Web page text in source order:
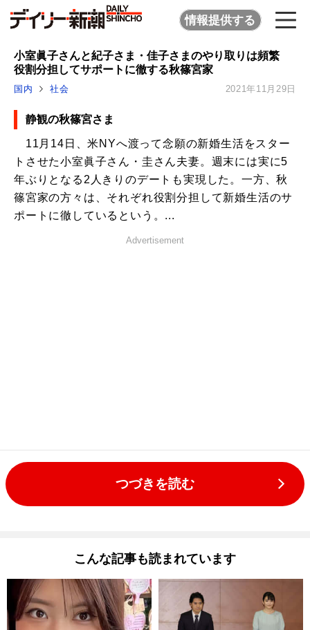
情報提供する
小室眞子さんと紀子さま・佳子さまのやり取りは頻繁
役割分担してサポートに徹する秋篠宮家
国内 社会 2021年11月29日
静観の秋篠宮さま
11月14日、米NYへ渡って念願の新婚生活をスター
トさせた小室眞子さん・圭さん夫妻。週末には実に5
年ぶりとなる2人きりのデートも実現した。一方、秋
篠宮家の方々は、それぞれ役割分担して新婚生活のサ
ポートに徹しているという。...
Advertisement
つづきを読む
こんな記事も読まれています